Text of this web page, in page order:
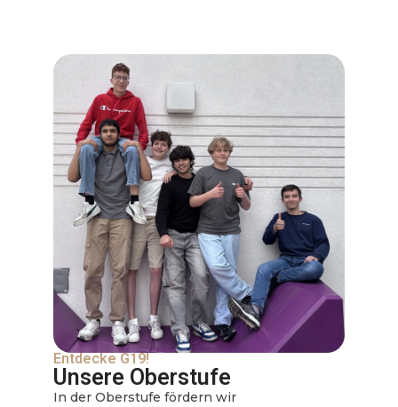
Entdecke G19!
Unsere Oberstufe
In der Oberstufe fördern wir